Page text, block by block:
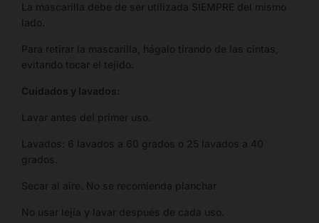
La mascarilla debe de ser utilizada SIEMPRE del mismo
lado.
Para retirar la mascarilla, hágalo tirando de las cintas,
evitando tocar el tejido.
Cuidados y lavados:
Lavar antes del primer uso.
Lavados: 6 lavados a 60 grados o 25 lavados a 40
grados.
Secar al aire. No se recomienda planchar
No usar lejía y lavar después de cada uso.